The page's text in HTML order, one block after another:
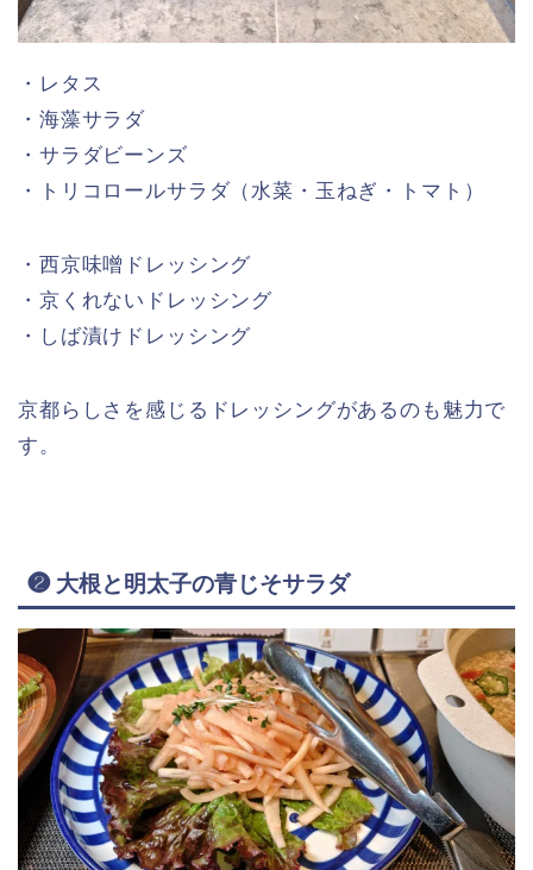
・レタス
・海藻サラダ
・サラダビーンズ
・トリコロールサラダ（水菜・玉ねぎ・トマト）
・西京味噌ドレッシング
・京くれないドレッシング
・しば漬けドレッシング
京都らしさを感じるドレッシングがあるのも魅力で
す。
❷ 大根と明太子の青じそサラダ